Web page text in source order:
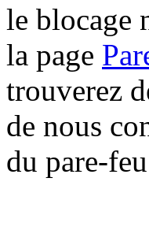
le blocage
la page
trouverez
de nous
du pare-